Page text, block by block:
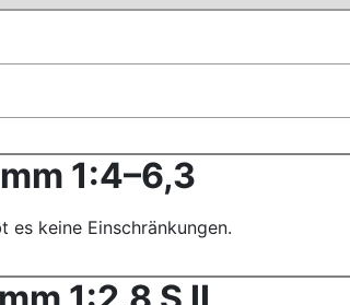
1:4–6,3
es keine Einschränkungen.